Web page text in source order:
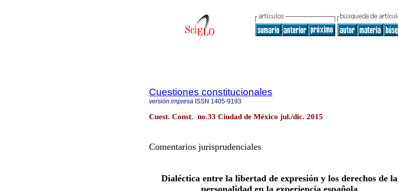
Cuestiones constitucionales
versión impresa ISSN 1405-9193
Cuest. Const. no.33 Ciudad de México jul./dic. 2015
Comentarios jurisprudenciales
Dialéctica entre la libertad de expresión y los derechos de la